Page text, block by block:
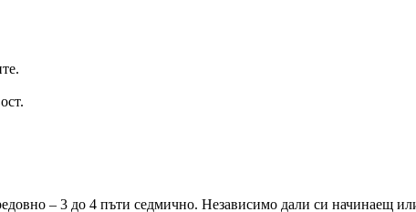
– 3 до 4 пъти седмично. Независимо дали си начинаещ